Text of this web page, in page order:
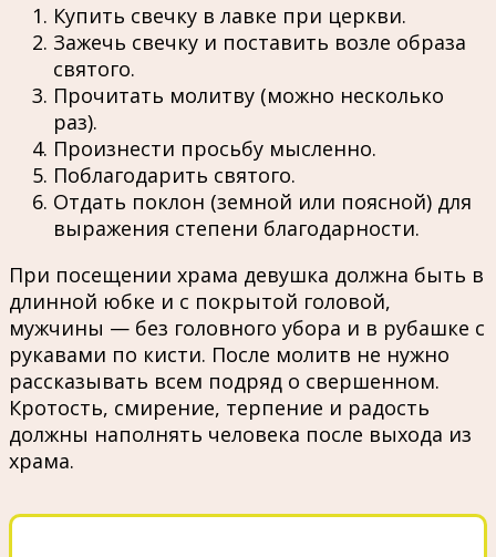
Купить свечку в лавке при церкви.
Зажечь свечку и поставить возле образа
святого.
Прочитать молитву (можно несколько
раз).
Произнести просьбу мысленно.
Поблагодарить святого.
Отдать поклон (земной или поясной) для
выражения степени благодарности.
При посещении храма девушка должна быть в
длинной юбке и с покрытой головой,
мужчины — без головного убора и в рубашке с
рукавами по кисти. После молитв не нужно
рассказывать всем подряд о свершенном.
Кротость, смирение, терпение и радость
должны наполнять человека после выхода из
храма.